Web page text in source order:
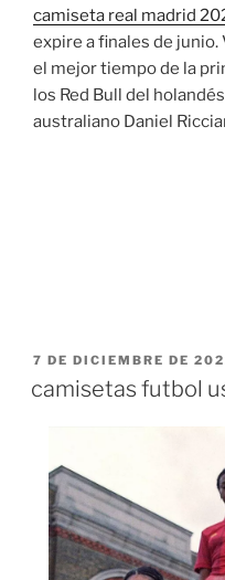
camiseta real madrid
expire a finales de
el mejor tiempo de la
los Red Bull del
australiano Daniel
PUBLICADO
7 DE DICIEMBRE DE
camisetas futbol